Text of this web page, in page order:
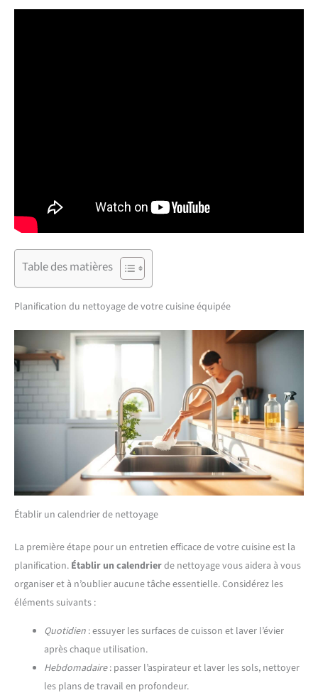
Table des matières
Planification du nettoyage de votre cuisine équipée
Établir un calendrier de nettoyage
La première étape pour un entretien efficace de votre cuisine est la
planification. Établir un calendrierde nettoyage vous aidera à vous
organiser et à n’oublier aucune tâche essentielle. Considérez les
éléments suivants :
Quotidien : essuyer les surfaces de cuisson et laver l’évier
après chaque utilisation.
Hebdomadaire: passer l’aspirateur et laver les sols, nettoyer
les plans de travail en profondeur.